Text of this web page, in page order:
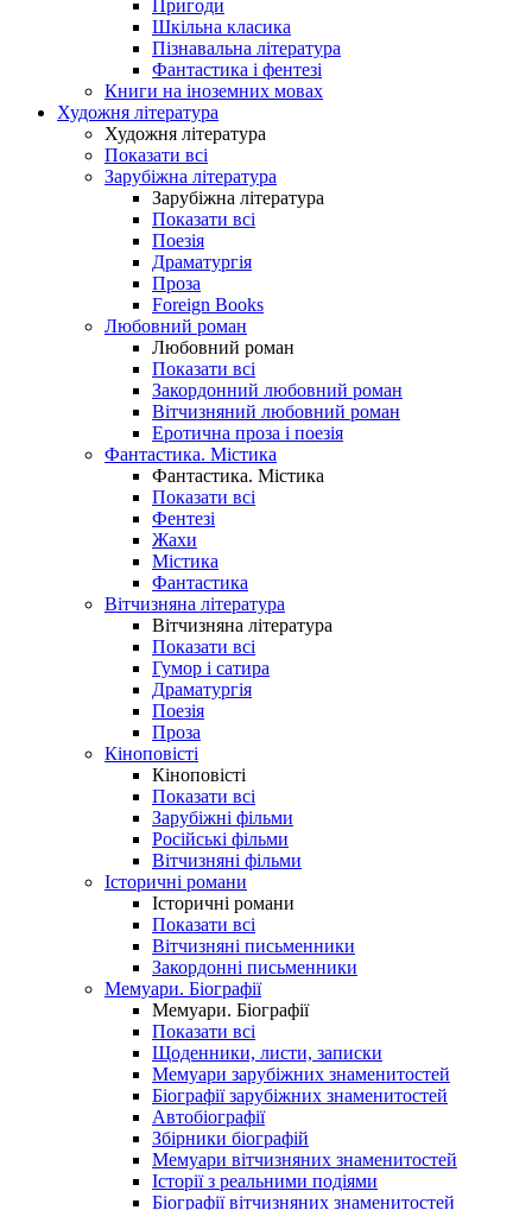
Пригоди
Шкільна класика
Пізнавальна література
Фантастика і фентезі
Книги на іноземних мовах
Художня література
Художня література
Показати всі
Зарубіжна література
Зарубіжна література
Показати всі
Поезія
Драматургія
Проза
Foreign Books
Любовний роман
Любовний роман
Показати всі
Закордонний любовний роман
Вітчизняний любовний роман
Еротична проза і поезія
Фантастика. Містика
Фантастика. Містика
Показати всі
Фентезі
Жахи
Містика
Фантастика
Вітчизняна література
Вітчизняна література
Показати всі
Гумор і сатира
Драматургія
Поезія
Проза
Кіноповісті
Кіноповісті
Показати всі
Зарубіжні фільми
Російські фільми
Вітчизняні фільми
Історичні романи
Історичні романи
Показати всі
Вітчизняні письменники
Закордонні письменники
Мемуари. Біографії
Мемуари. Біографії
Показати всі
Щоденники, листи, записки
Мемуари зарубіжних знаменитостей
Біографії зарубіжних знаменитостей
Автобіографії
Збірники біографій
Мемуари вітчизняних знаменитостей
Історії з реальними подіями
Біографії вітчизняних знаменитостей